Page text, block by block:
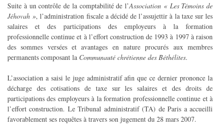
Suite à un contrôle de la comptabilité de l’Association « Les Témoins de
Jéhovah », l’administration fiscale a décidé de l’assujettir à la taxe sur les
salaires et des participations des employeurs à la formation
professionnelle continue et à l’effort construction de 1993 à 1997 à raison
des sommes versées et avantages en nature procurés aux membres
permanents composant la Communauté chrétienne des Béthélites.
L’association a saisi le juge administratif afin que ce dernier prononce la
décharge des cotisations de taxe sur les salaires et des droits de
participations des employeurs à la formation professionnelle continue et à
l’effort construction. Le Tribunal administratif (TA) de Paris a accueilli
favorablement ses requêtes à travers son jugement du 28 mars 2007.